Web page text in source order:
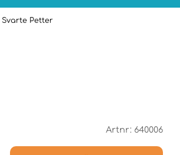
Svarte Petter
Artnr: 640006